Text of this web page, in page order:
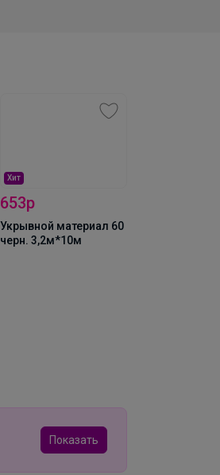
Хит
653р
Укрывной материал 60
черн. 3,2м*10м
Показать